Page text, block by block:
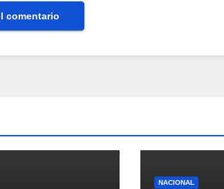
NACIONAL